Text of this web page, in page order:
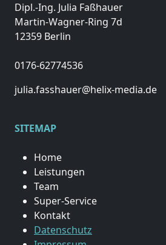
Dipl.-Ing. Julia Faßhauer
Martin-Wagner-Ring 7d
12359 Berlin
0176-62774536
julia.fasshauer@helix-media.de
SITEMAP
Home
Leistungen
Team
Super-Service
Kontakt
Datenschutz